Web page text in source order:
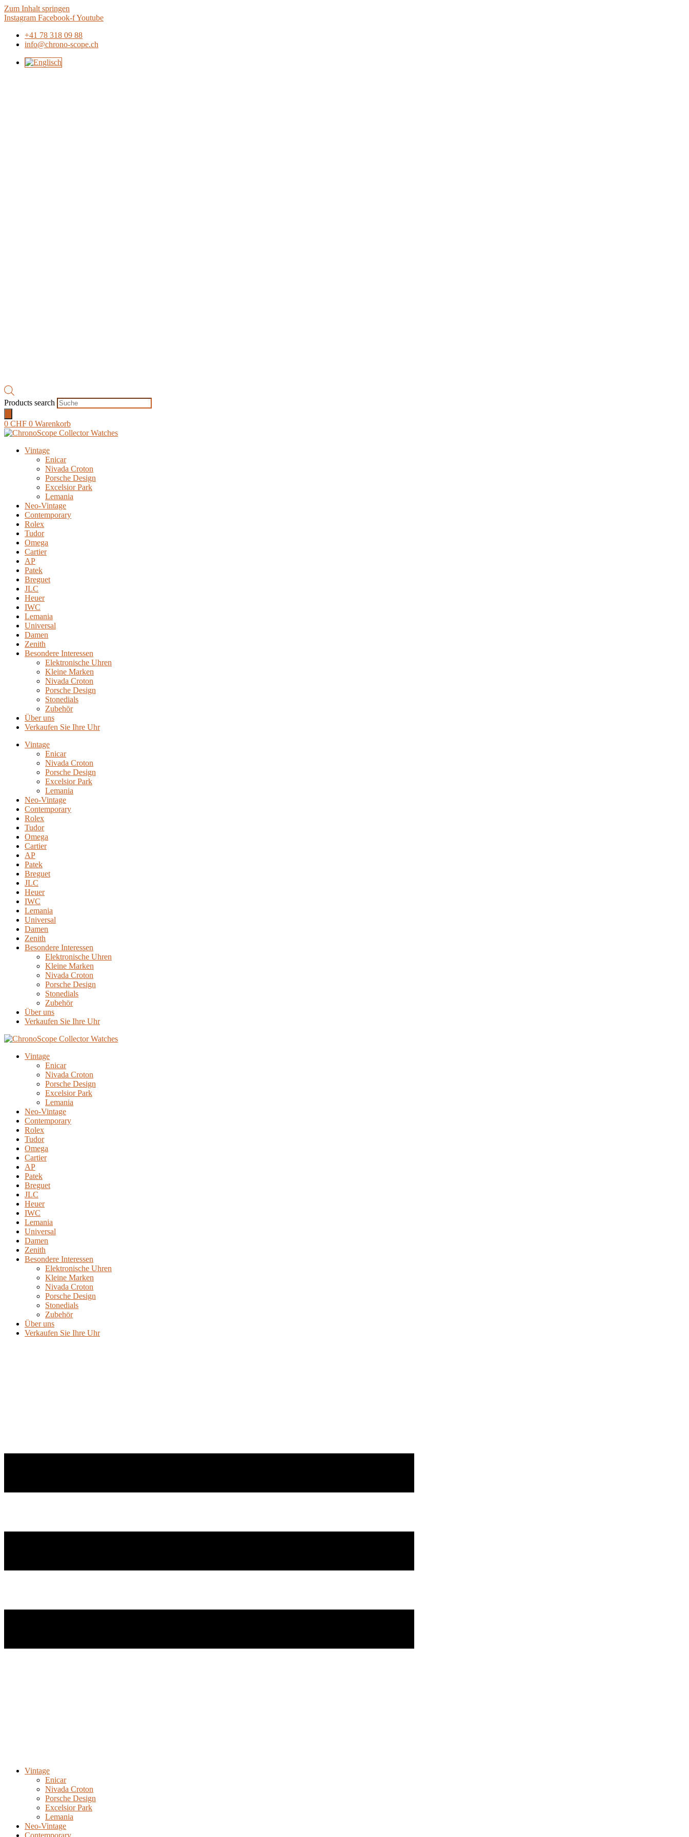
Zum Inhalt springen
Instagram Facebook-fYoutube
+41 78 318 09 88
info@chrono-scope.ch
Products search
0 CHF 0 Warenkorb
Vintage
Enicar
Nivada Croton
Porsche Design
Excelsior Park
Lemania
Neo-Vintage
Contemporary
Rolex
Tudor
Omega
Cartier
AP
Patek
Breguet
JLC
Heuer
IWC
Lemania
Universal
Damen
Zenith
Besondere Interessen
Elektronische Uhren
Kleine Marken
Nivada Croton
Porsche Design
Stonedials
Zubehör
Über uns
Verkaufen Sie Ihre Uhr
Vintage
Enicar
Nivada Croton
Porsche Design
Excelsior Park
Lemania
Neo-Vintage
Contemporary
Rolex
Tudor
Omega
Cartier
AP
Patek
Breguet
JLC
Heuer
IWC
Lemania
Universal
Damen
Zenith
Besondere Interessen
Elektronische Uhren
Kleine Marken
Nivada Croton
Porsche Design
Stonedials
Zubehör
Über uns
Verkaufen Sie Ihre Uhr
Vintage
Enicar
Nivada Croton
Porsche Design
Excelsior Park
Lemania
Neo-Vintage
Contemporary
Rolex
Tudor
Omega
Cartier
AP
Patek
Breguet
JLC
Heuer
IWC
Lemania
Universal
Damen
Zenith
Besondere Interessen
Elektronische Uhren
Kleine Marken
Nivada Croton
Porsche Design
Stonedials
Zubehör
Über uns
Verkaufen Sie Ihre Uhr
Vintage
Enicar
Nivada Croton
Porsche Design
Excelsior Park
Lemania
Neo-Vintage
Contemporary